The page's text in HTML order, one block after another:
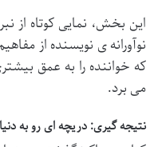
این بخش، نمایی کوتاه از
نوآورانه ی نویسنده از
که خواننده را به عمق
می برد.
نتیجه گیری: دریچه ای رو به